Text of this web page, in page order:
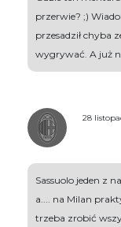
przerwie? ;)
przesadził chyba
wygrywać. A już
28
Sassuolo jeden z
a.... na Milan
trzeba zrobić